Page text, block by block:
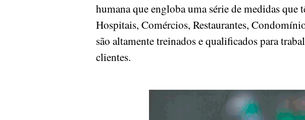
humana que engloba uma série de medidas
Hospitais, Comércios, Restaurantes,
são altamente treinados e qualificados para
clientes.